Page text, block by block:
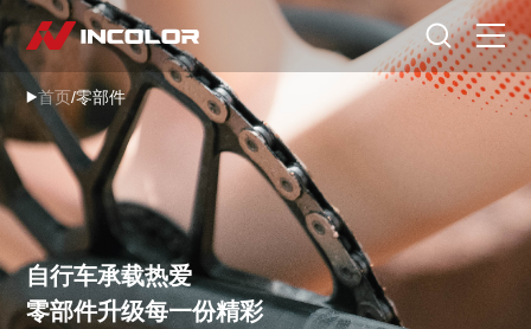
首页
自行车
零部件
骑行故事
选择语言
首页/零部件
自行车承载热爱
零部件升级每一份精彩